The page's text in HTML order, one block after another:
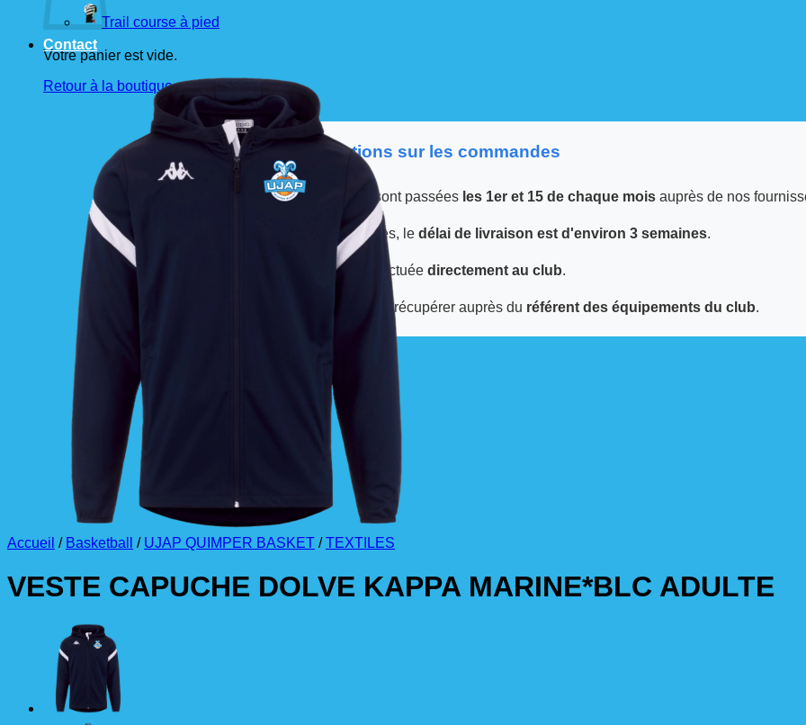
Votre panier est vide.
Retour à la boutique
📦 Informations sur les commandes
Les commandes sont passées les 1er et 15 de chaque moisauprès de nos
À partir de ces dates, le délai de livraison est d'environ 3 semaines.
La livraison est effectuée directement au club.
La commande est à récupérer auprès du référent des équipements du club.
Trail course à pied
Contact
Accueil / Basketball / UJAP QUIMPER BASKET / TEXTILES
VESTE CAPUCHE DOLVE KAPPA MARINE*BLC ADULTE